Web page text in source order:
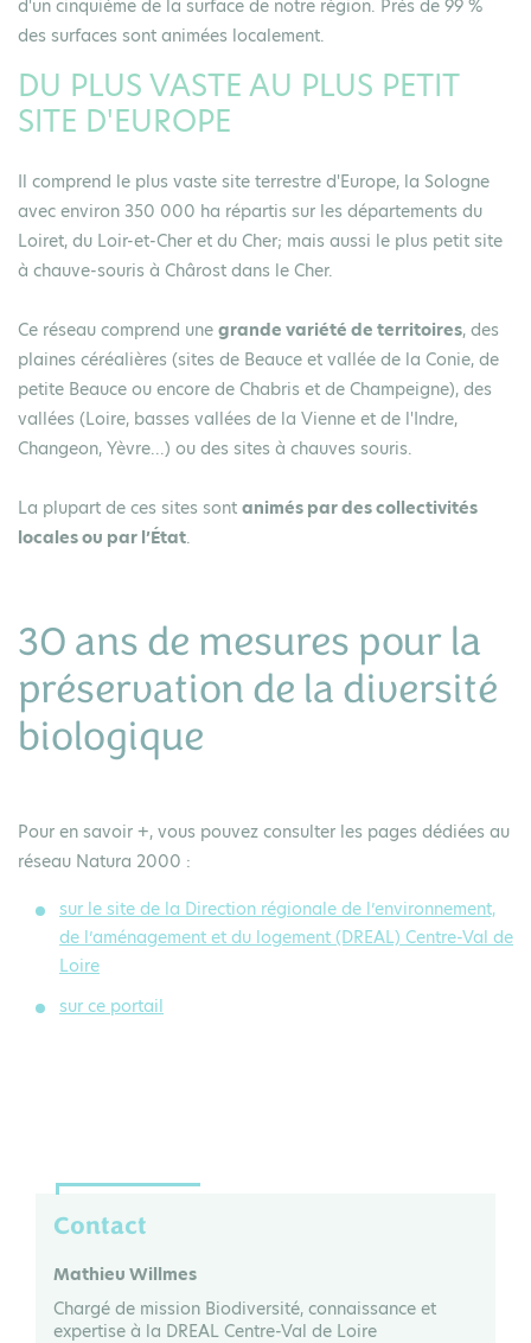
d'un cinquième de la surface de notre région. Près de 99 %
des surfaces sont animées localement.
DU PLUS VASTE AU PLUS PETIT
SITE D'EUROPE
Il comprend le plus vaste site terrestre d'Europe, la Sologne
avec environ 350 000 ha répartis sur les départements du
Loiret, du Loir-et-Cher et du Cher; mais aussi le plus petit site
à chauve-souris à Chârost dans le Cher.
Ce réseau comprend une grande variété de territoires, des
plaines céréalières (sites de Beauce et vallée de la Conie, de
petite Beauce ou encore de Chabris et de Champeigne), des
vallées (Loire, basses vallées de la Vienne et de l'Indre,
Changeon, Yèvre...) ou des sites à chauves souris.
La plupart de ces sites sont animés par des collectivités
locales ou par l’État.
30 ans de mesures pour la
préservation de la diversité
biologique
Pour en savoir +, vous pouvez consulter les pages dédiées au
réseau Natura 2000 :
sur le site de la Direction régionale de l’environnement,
de l’aménagement et du logement (DREAL) Centre-Val de
Loire
sur ce portail
Contact
Mathieu Willmes
Chargé de mission Biodiversité, connaissance et
expertise à la DREAL Centre-Val de Loire